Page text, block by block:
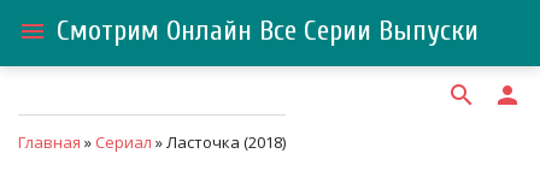
menu Смотрим Онлайн Все Серии Выпуски
search person
Главная » Сериал » Ласточка (2018)